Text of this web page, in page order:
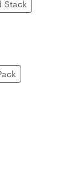
Stack